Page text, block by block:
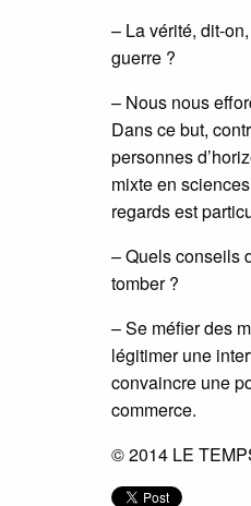
– La vérité, dit-
guerre ?
– Nous nous
Dans ce but,
personnes
mixte en
regards est
– Quels conseils
tomber ?
– Se méfier des
légitimer une
convaincre une
commerce.
© 2014 LE